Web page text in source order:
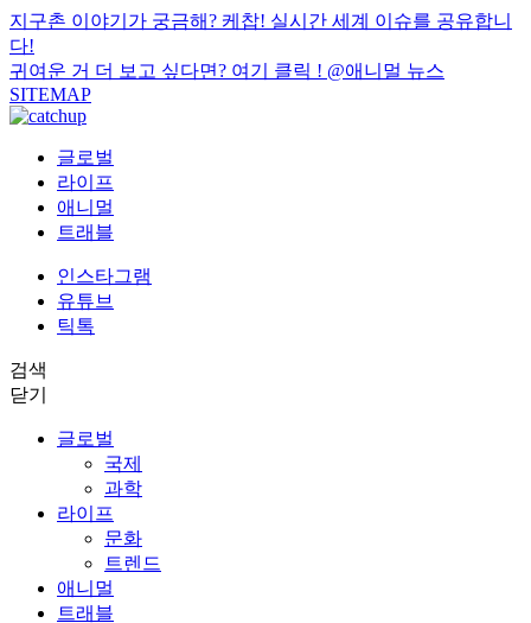
지구촌 이야기가 궁금해? 케찹! 실시간 세계 이슈를 공유합니
다!
귀여운 거 더 보고 싶다면? 여기 클릭 ! @애니멀 뉴스
SITEMAP
글로벌
라이프
애니멀
트래블
인스타그램
유튜브
틱톡
검색
닫기
글로벌
국제
과학
라이프
문화
트렌드
애니멀
트래블